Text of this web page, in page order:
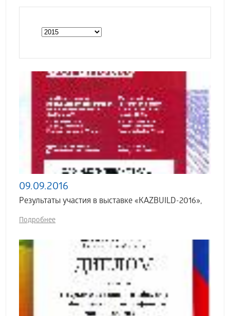
09.09.2016
Результаты участия в выставке «KAZBUILD-2016»,
Подробнее